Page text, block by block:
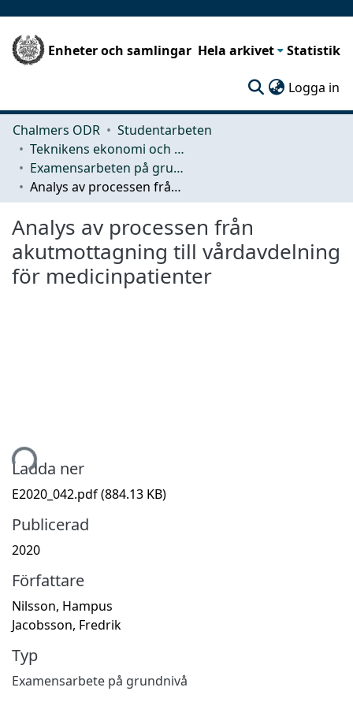
Enheter och samlingar Hela arkivet Statistik
Logga in
Chalmers ODR
Studentarbeten
Teknikens ekonomi och organisation
Examensarbeten på grundnivå
Analys av processen från akutmottagning till vårdavdelning för medicinpatienter
Analys av processen från
akutmottagning till vårdavdelning
för medicinpatienter
Ladda ner
E2020_042.pdf(884.13 KB)
Publicerad
2020
Författare
Nilsson, Hampus
Jacobsson, Fredrik
Typ
Examensarbete på grundnivå